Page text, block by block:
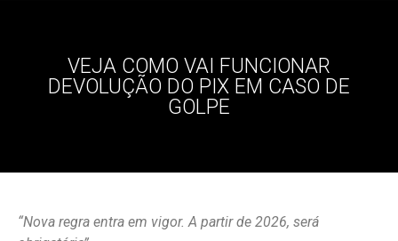
VEJA COMO VAI FUNCIONAR
DEVOLUÇÃO DO PIX EM CASO DE
GOLPE
“Nova regra entra em vigor. A partir de 2026, será